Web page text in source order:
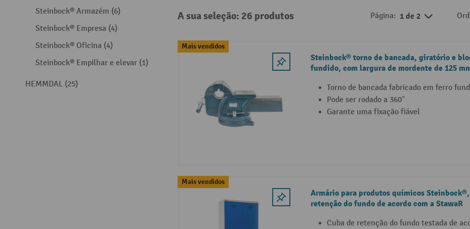
Steinbock® Armazém (6)
Steinbock® Empresa (4)
Steinbock® Oficina (4)
Steinbock® Empilhar e elevar (1)
HEMMDAL (25)
A sua seleção: 26 produtos Página: 1 de 2
Mais vendidos
Steinbock® torno de bancada, giratório e
fundido, com largura de mordente de 125
Torno de bancada fabricado em ferro
Pode ser rodado a 360°
Garante uma fixação fiável
Mais vendidos
Armário para produtos químicos
retenção do fundo de acordo com a StawaR
Cuba de retenção do fundo testada de